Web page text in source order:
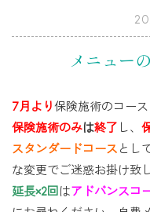
メニュー
7月より保険施術のコー
保険施術のみは終了 し、
スタンダードコース とし
な変更でご迷惑お掛け致
延長×2回 はアドバンスコ